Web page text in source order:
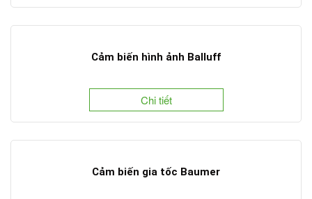
Cảm biến hình ảnh Balluff
Chi tiết
Cảm biến gia tốc Baumer